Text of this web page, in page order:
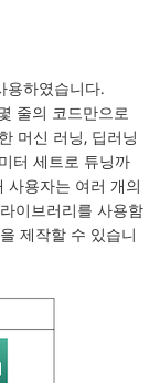
용하였습니다.
줄의 코드만으로
머신 러닝, 딥러닝
터 세트로 튜닝까
사용자는 여러 개의
이브러리를 사용함
을 제작할 수 있습니